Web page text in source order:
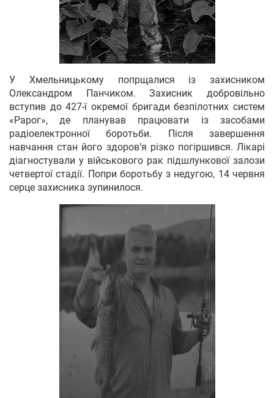
У Хмельницькому попрщалися із захисником
Олександром Панчиком. Захисник добровільно
вступив до 427-ї окремої бригади безпілотних систем
«Рарог», де планував працювати із засобами
радіоелектронної боротьби. Після завершення
навчання стан його здоров’я різко погіршився. Лікарі
діагностували у військового рак підшлункової залози
четвертої стадії. Попри боротьбу з недугою, 14 червня
серце захисника зупинилося.